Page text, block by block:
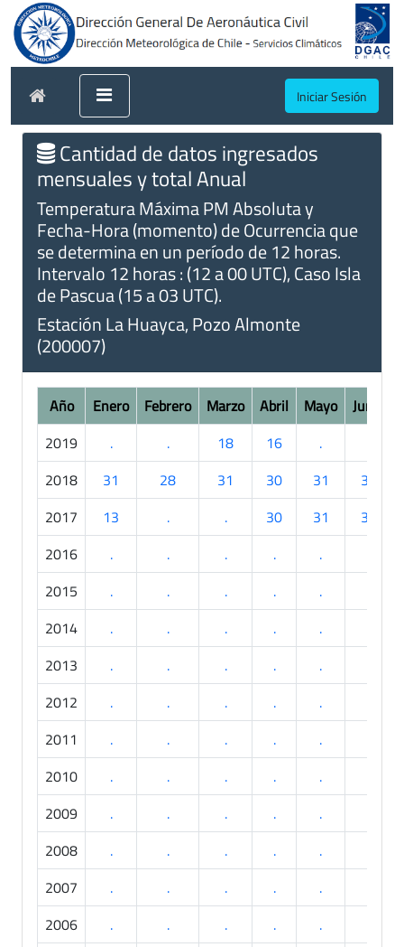
Iniciar Sesión
Cantidad de datos ingresados
mensuales y total Anual
Temperatura Máxima PM Absoluta y
Fecha-Hora (momento) de Ocurrencia que
se determina en un período de 12 horas.
Intervalo 12 horas : (12 a 00 UTC), Caso Isla
de Pascua (15 a 03 UTC).
Estación La Huayca, Pozo Almonte
(200007)
Año Enero Febrero Marzo Abril Mayo Junio
2019
. . 18 16 .
2018
31 28 31 30 31
30
2017
13 . . 30 31
30
2016
. . . . .
2015
. . . . .
2014
. . . . .
2013
. . . . .
2012
. . . . .
2011
. . . . .
2010
. . . . .
2009
. . . . .
2008
. . . . .
2007
. . . . .
2006
. . . . .